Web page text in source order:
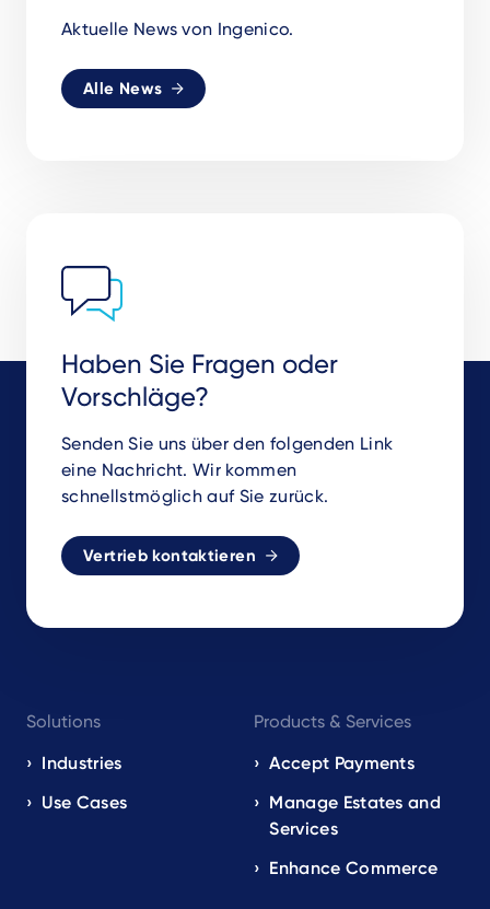
Aktuelle News von Ingenico.
Alle News
Haben Sie Fragen oder
Vorschläge?
Senden Sie uns über den folgenden Link
eine Nachricht. Wir kommen
schnellstmöglich auf Sie zurück.
Vertrieb kontaktieren
navigation
EN
Solutions
Industries
Use Cases
Products & Services
Accept Payments
Manage Estates and
Services
Enhance Commerce